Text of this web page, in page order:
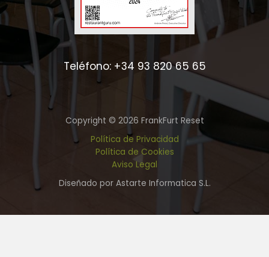
Teléfono: +34 93 820 65 65
Copyright © 2026 FrankFurt Reset
Política de Privacidad
Política de Cookies
Aviso Legal
Diseñado por Astarte Informatica S.L.